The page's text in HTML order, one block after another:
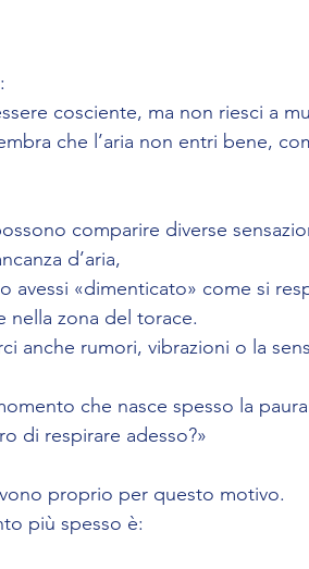
cosciente, ma non riesci a
che l’aria non entri bene,
comparire diverse
d’aria,
avessi «dimenticato» come si
nella zona del torace.
anche rumori, vibrazioni o la
che nasce spesso la
di respirare adesso?»
proprio per questo motivo.
più spesso è: